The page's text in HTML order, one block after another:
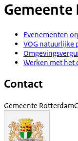
Gemeente
Evenementen
VOG natuurlijke
Werken met het
Contact
Gemeente Rotterdam